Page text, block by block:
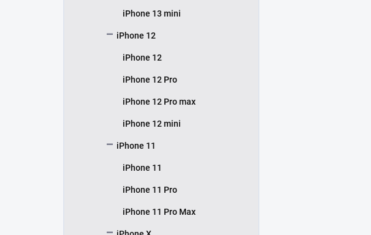
iPhone 13 mini
iPhone 12
iPhone 12
iPhone 12 Pro
iPhone 12 Pro max
iPhone 12 mini
iPhone 11
iPhone 11
iPhone 11 Pro
iPhone 11 Pro Max